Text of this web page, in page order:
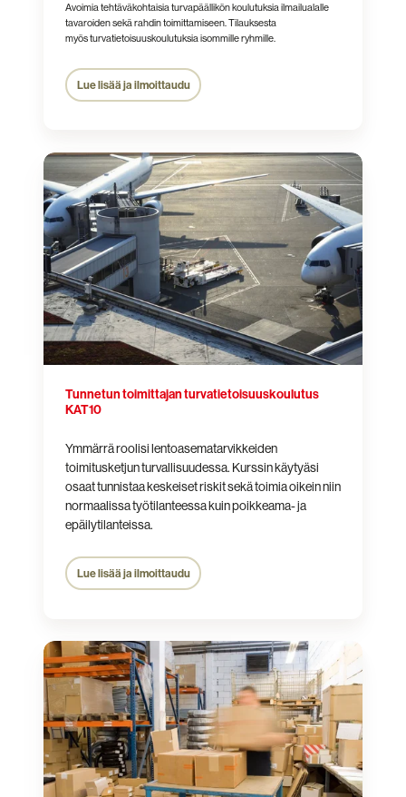
Avoimia tehtäväkohtaisia turvapäällikön koulutuksia ilmailualalle
tavaroiden sekä rahdin toimittamiseen. Tilauksesta
myös turvatietoisuuskoulutuksia isommille ryhmille.
Lue lisää ja ilmoittaudu
Tunnetun
toimittajan
turvatietoisuuskoulutus
KAT10
Tunnetun toimittajan turvatietoisuuskoulutus
KAT10
Ymmärrä roolisi lentoasematarvikkeiden
toimitusketjun turvallisuudessa. Kurssin käytyäsi
osaat tunnistaa keskeiset riskit sekä toimia oikein niin
normaalissa työtilanteessa kuin poikkeama- ja
epäilytilanteissa.
Lue lisää ja ilmoittaudu
IATA
DGR
Section
II
mukaisten
litiumakkujen
turvallinen
ilmakuljetus